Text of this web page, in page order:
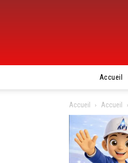
Accueil
Accueil Accueil